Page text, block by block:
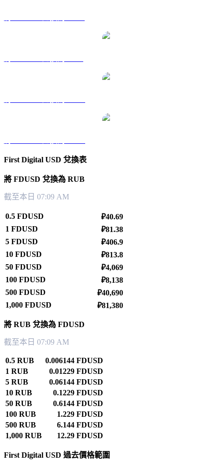
First Digital USD 兌換表
將 FDUSD 兌換為 RUB
截至本日 07:09 AM
0.5 FDUSD
₽40.69
1 FDUSD
₽81.38
5 FDUSD
₽406.9
10 FDUSD
₽813.8
50 FDUSD
₽4,069
100 FDUSD
₽8,138
500 FDUSD
₽40,690
1,000 FDUSD
₽81,380
將 RUB 兌換為 FDUSD
截至本日 07:09 AM
0.5 RUB
0.006144 FDUSD
1 RUB
0.01229 FDUSD
5 RUB
0.06144 FDUSD
10 RUB
0.1229 FDUSD
50 RUB
0.6144 FDUSD
100 RUB
1.229 FDUSD
500 RUB
6.144 FDUSD
1,000 RUB
12.29 FDUSD
First Digital USD 過去價格範圍